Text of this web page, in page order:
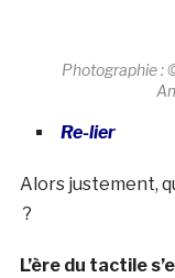
Photographie :
Re-lier
Alors justement,
?
L’ère du tactile